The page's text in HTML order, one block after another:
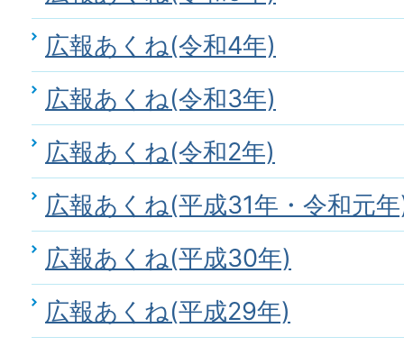
広報あくね(令和4年)
広報あくね(令和3年)
広報あくね(令和2年)
広報あくね(平成31年・令和元
広報あくね(平成30年)
広報あくね(平成29年)